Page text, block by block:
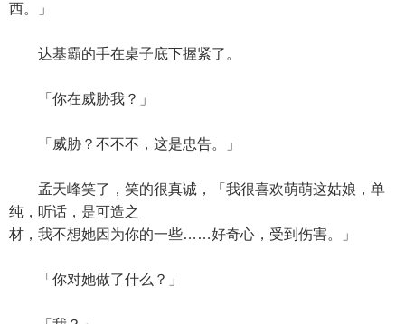
西。」
达基霸的手在桌子底下握紧了。
「你在威胁我？」
「威胁？不不不，这是忠告。」
孟天峰笑了，笑的很真诚，「我很喜欢萌萌这姑娘，单
纯，听话，是可造之
材，我不想她因为你的一些……好奇心，受到伤害。」
「你对她做了什么？」